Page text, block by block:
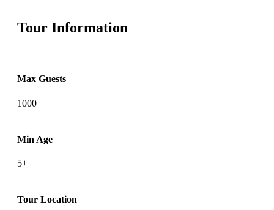
Tour Information
Max Guests
1000
Min Age
5+
Tour Location